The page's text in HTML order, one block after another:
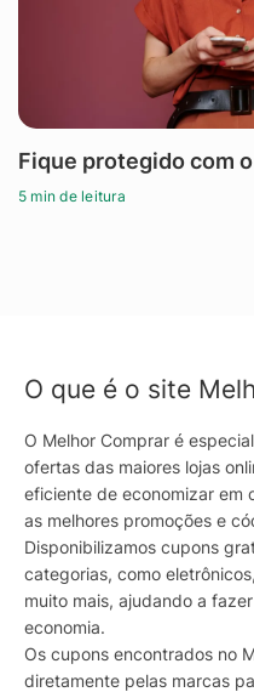
Fique protegido com
5 min de leitura
O que é o site
O Melhor Comprar é
ofertas das maiores lojas
eficiente de economizar em
as melhores promoções e
Disponibilizamos cupons
categorias, como
muito mais, ajudando a
economia.
Os cupons encontrados no
diretamente pelas marcas